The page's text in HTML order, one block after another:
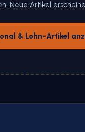
Neue Artikel
& Lohn-Artikel